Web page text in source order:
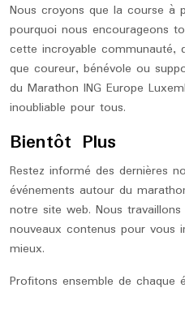
Nous croyons que la course à
pourquoi nous encourageons
cette incroyable communauté,
que coureur, bénévole ou
du Marathon ING Europe
inoubliable pour tous.
Bientôt Plus
Restez informé des dernières
événements autour du
notre site web. Nous
nouveaux contenus pour vous
mieux.
Profitons ensemble de chaque